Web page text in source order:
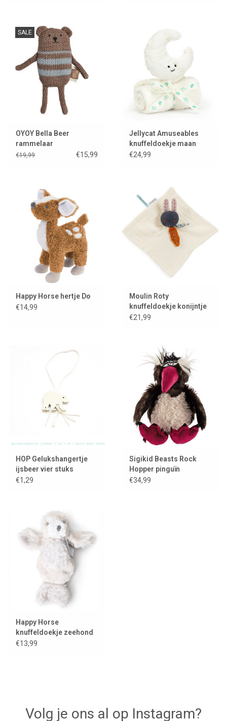
SALE
OYOY Bella Beer
rammelaar
€19,99 €15,99
Jellycat Amuseables
knuffeldoekje maan
€24,99
Happy Horse hertje Do
€14,99
Moulin Roty
knuffeldoekje konijntje
Lune
€21,99
HOP Gelukshangertje
ijsbeer vier stuks
€1,29
Sigikid Beasts Rock
Hopper pinguïn
€34,99
Happy Horse
knuffeldoekje zeehond
Scooby
€13,99
Volg je ons al op Instagram?